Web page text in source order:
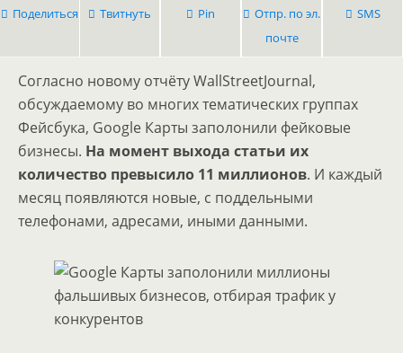
Поделиться Твитнуть Pin
Отпр. по эл.
почте
SMS
Согласно новому отчёту WallStreetJournal,
обсуждаемому во многих тематических группах
Фейсбука, Google Карты заполонили фейковые
бизнесы. На момент выхода статьи их
количество превысило 11 миллионов. И каждый
месяц появляются новые, с поддельными
телефонами, адресами, иными данными.